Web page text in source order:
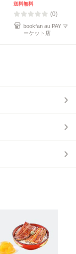
送料無料
(0)
bookfan au PAY マ
ーケット店